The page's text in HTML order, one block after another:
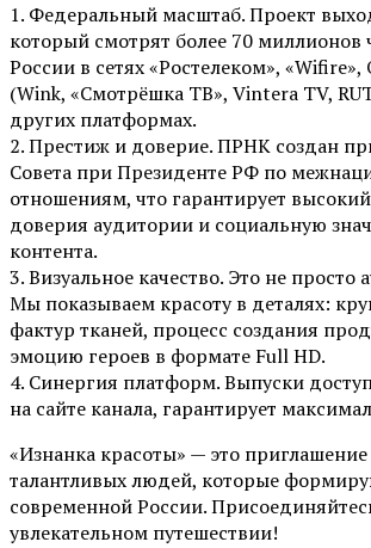
1. Федеральный масштаб. Проект
который смотрят более 70 миллионов
России в сетях «Ростелеком»,
(Wink, «Смотрёшка ТВ», Vintera TV,
других платформах.
2. Престиж и доверие. ПРНК создан
Совета при Президенте РФ по
отношениям, что гарантирует
доверия аудитории и социальную
контента.
3. Визуальное качество. Это не просто
Мы показываем красоту в деталях:
фактур тканей, процесс создания
эмоцию героев в формате Full HD.
4. Синергия платформ. Выпуски
на сайте канала, гарантирует
«Изнанка красоты» — это
талантливых людей, которые
современной России.
увлекательном путешествии!